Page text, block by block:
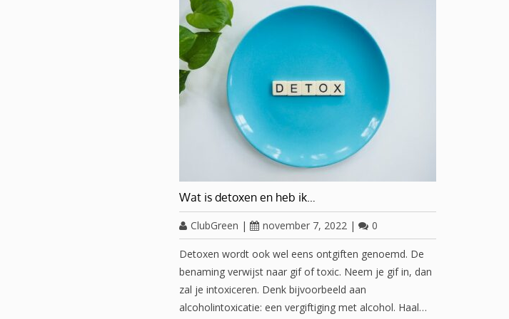
Wat is detoxen en heb ik…
ClubGreen | november 7, 2022 | 0
Detoxen wordt ook wel eens ontgiften genoemd. De
benaming verwijst naar gif of toxic. Neem je gif in, dan
zal je intoxiceren. Denk bijvoorbeeld aan
alcoholintoxicatie: een vergiftiging met alcohol. Haal…